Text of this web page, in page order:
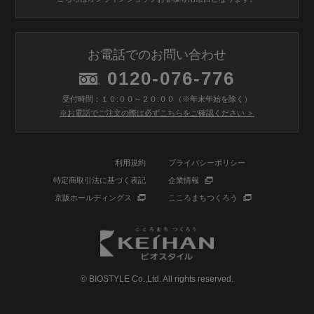
お電話でのお問い合わせ
0120-076-776
受付時間：１０:００～２０:００（※年末年始を除く）
※お電話でご注文の際は必ずこちらをご確認ください ＞
利用規約 プライバシーポリシー
特定商取引法に基づく表記 企業情報
京阪ホールディングス こころまちつくろう
© BIOSTYLE Co.,Ltd. All rights reserved.